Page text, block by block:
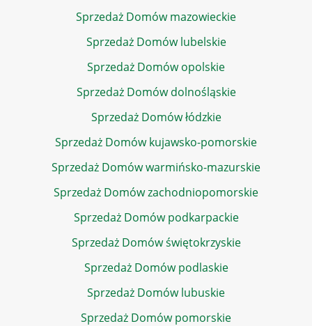
Sprzedaż Domów mazowieckie
Sprzedaż Domów lubelskie
Sprzedaż Domów opolskie
Sprzedaż Domów dolnośląskie
Sprzedaż Domów łódzkie
Sprzedaż Domów kujawsko-pomorskie
Sprzedaż Domów warmińsko-mazurskie
Sprzedaż Domów zachodniopomorskie
Sprzedaż Domów podkarpackie
Sprzedaż Domów świętokrzyskie
Sprzedaż Domów podlaskie
Sprzedaż Domów lubuskie
Sprzedaż Domów pomorskie